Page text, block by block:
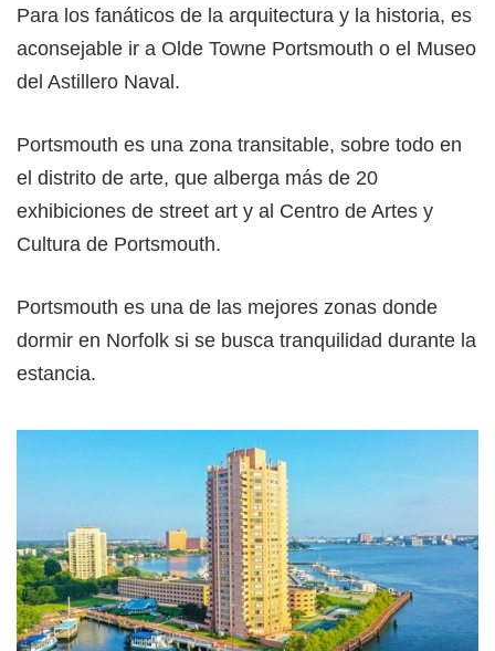
Para los fanáticos de la arquitectura y la historia, es
aconsejable ir a Olde Towne Portsmouth o el Museo
del Astillero Naval.
Portsmouth es una zona transitable, sobre todo en
el distrito de arte, que alberga más de 20
exhibiciones de street art y al Centro de Artes y
Cultura de Portsmouth.
Portsmouth es una de las mejores zonas donde
dormir en Norfolk si se busca tranquilidad durante la
estancia.